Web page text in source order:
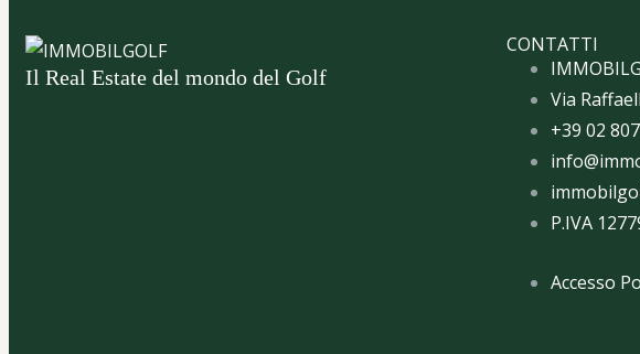
Il Real Estate del mondo del Golf
CONTATTI
Via
+39 02
P.IVA
Accesso